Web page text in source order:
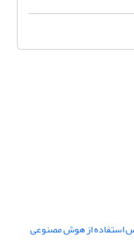
استفاده از هوش مصنوعی